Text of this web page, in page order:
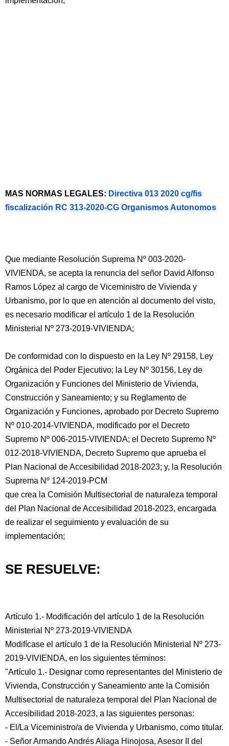
MAS NORMAS LEGALES: Directiva 013 2020 cg/fis
fiscalización RC 313-2020-CG Organismos Autonomos
Que mediante Resolución Suprema Nº 003-2020-
VIVIENDA, se acepta la renuncia del señor David Alfonso
Ramos López al cargo de Viceministro de Vivienda y
Urbanismo, por lo que en atención al documento del visto,
es necesario modificar el artículo 1 de la Resolución
Ministerial Nº 273-2019-VIVIENDA;
De conformidad con lo dispuesto en la Ley Nº 29158, Ley
Orgánica del Poder Ejecutivo; la Ley Nº 30156, Ley de
Organización y Funciones del Ministerio de Vivienda,
Construcción y Saneamiento; y su Reglamento de
Organización y Funciones, aprobado por Decreto Supremo
Nº 010-2014-VIVIENDA, modificado por el Decreto
Supremo Nº 006-2015-VIVIENDA; el Decreto Supremo Nº
012-2018-VIVIENDA, Decreto Supremo que aprueba el
Plan Nacional de Accesibilidad 2018-2023; y, la Resolución
Suprema Nº 124-2019-PCM
que crea la Comisión Multisectorial de naturaleza temporal
del Plan Nacional de Accesibilidad 2018-2023, encargada
de realizar el seguimiento y evaluación de su
implementación;
SE RESUELVE:
Artículo 1.- Modificación del artículo 1 de la Resolución
Ministerial Nº 273-2019-VIVIENDA
Modifícase el artículo 1 de la Resolución Ministerial Nº 273-
2019-VIVIENDA, en los siguientes términos:
"Artículo 1.- Designar como representantes del Ministerio de
Vivienda, Construcción y Saneamiento ante la Comisión
Multisectorial de naturaleza temporal del Plan Nacional de
Accesibilidad 2018-2023, a las siguientes personas:
- El/La Viceministro/a de Vivienda y Urbanismo, como titular.
- Señor Armando Andrés Aliaga Hinojosa, Asesor II del